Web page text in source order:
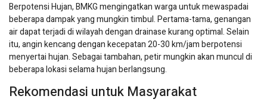
Berpotensi Hujan, BMKG mengingatkan warga untuk mewaspadai
beberapa dampak yang mungkin timbul. Pertama-tama, genangan
air dapat terjadi di wilayah dengan drainase kurang optimal. Selain
itu, angin kencang dengan kecepatan 20-30 km/jam berpotensi
menyertai hujan. Sebagai tambahan, petir mungkin akan muncul di
beberapa lokasi selama hujan berlangsung.
Rekomendasi untuk Masyarakat